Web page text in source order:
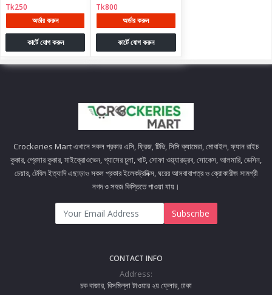
Tk250
অর্ডার করুন
কার্টে যোগ করুন
Tk800
অর্ডার করুন
কার্টে যোগ করুন
Crockeries Mart এখানে সকল প্রকার এসি, ফ্রিজ, টিভি, সিসি ক্যামেরা, মোবাইল, ফ্যান রাইচ
কুকার, প্রেসার কুকার, মাইক্রোওভেন, গ্যাসের চুলা, খাট, সোফা ওয়্যারড্রব, সোকেস, আলমারি, ডেসিন,
চেয়ার, টেবিল ইত্যাদি এছাড়াও সকল প্রকার ইলেকট্রনিক্স, ঘরের আসবাবাপত্র ও ক্রোকারীজ সামগ্রী
নগদ ও সহজ কিস্তিতে পাওয়া যায়।
Subscribe
CONTACT INFO
Address:
চক বাজার, বিসমিল্লা টাওয়ার ২য় ফ্লোর, ঢাকা